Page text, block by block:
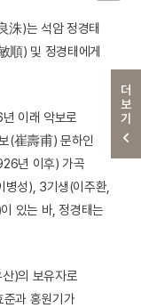
더보기
洙)는 석암 정경태
順) 및 정경태에게
이래 악보로
(崔壽甫) 문하인
년 이후) 가곡
병성), 3기생(이주환,
있는 바, 정경태는
)의 보유자로
준과 홍원기가